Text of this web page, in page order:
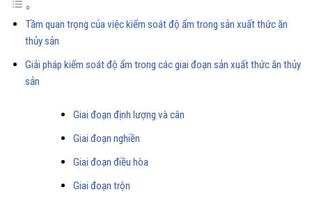
Tầm quan trọng của việc kiểm soát độ ẩm trong sản xuất thức ăn
thủy sản
Giải pháp kiểm soát độ ẩm trong các giai đoạn sản xuất thức ăn thủy
sản
Giai đoạn định lượng và cân
Giai đoạn nghiền
Giai đoạn điều hòa
Giai đoạn trộn